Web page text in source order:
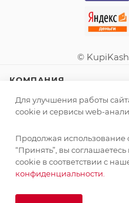
©
КОМПАНИЯ
ИНФОРМАЦИЯ
ПОМОЩЬ
ПОДПИСАТЬСЯ НА
Для улучшения работы
cookie и сервисы web-
Продолжая использование
“Принять”, вы
cookie в соответствии с
конфиденциальности.